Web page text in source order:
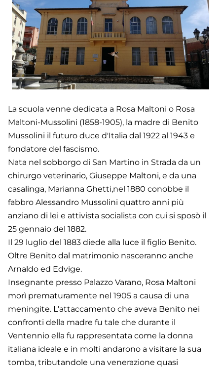
La scuola venne dedicata a Rosa Maltoni o Rosa
Maltoni-Mussolini (1858-1905), la madre di Benito
Mussolini il futuro duce d'Italia dal 1922 al 1943 e
fondatore del fascismo.
Nata nel sobborgo di San Martino in Strada da un
chirurgo veterinario, Giuseppe Maltoni, e da una
casalinga, Marianna Ghetti,nel 1880 conobbe il
fabbro Alessandro Mussolini quattro anni più
anziano di lei e attivista socialista con cui si sposò il
25 gennaio del 1882.
Il 29 luglio del 1883 diede alla luce il figlio Benito.
Oltre Benito dal matrimonio nasceranno anche
Arnaldo ed Edvige.
Insegnante presso Palazzo Varano, Rosa Maltoni
morì prematuramente nel 1905 a causa di una
meningite. L'attaccamento che aveva Benito nei
confronti della madre fu tale che durante il
Ventennio ella fu rappresentata come la donna
italiana ideale e in molti andarono a visitare la sua
tomba, tributandole una venerazione quasi